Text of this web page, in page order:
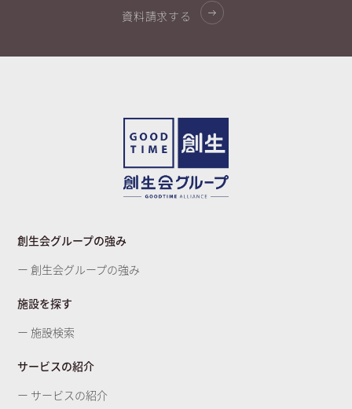
資料請求する
創生会グループの強み
ー 創生会グループの強み
施設を探す
ー 施設検索
サービスの紹介
ー サービスの紹介